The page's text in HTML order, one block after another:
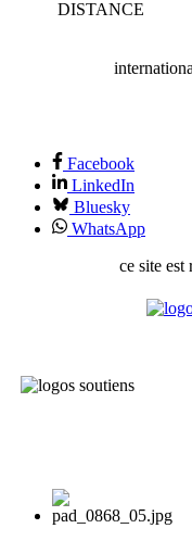
Facebook
LinkedIn
Bluesky
WhatsApp
ce site est